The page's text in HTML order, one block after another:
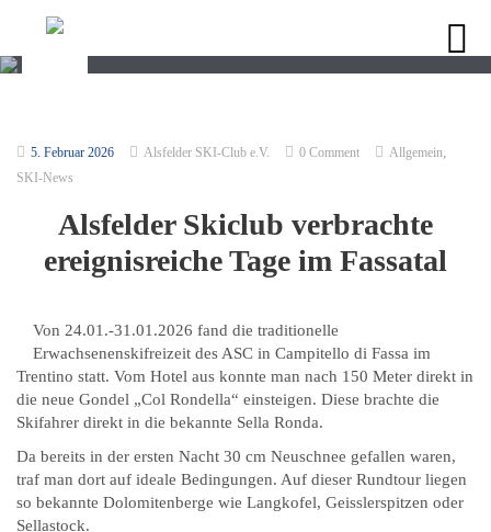
5. Februar 2026 Alsfelder SKI-Club e.V. 0 Comment Allgemein,
SKI-News
Alsfelder Skiclub verbrachte
ereignisreiche Tage im Fassatal
Von 24.01.-31.01.2026 fand die traditionelle
Erwachsenenskifreizeit des ASC in Campitello di Fassa im
Trentino statt. Vom Hotel aus konnte man nach 150 Meter direkt in
die neue Gondel „Col Rondella“ einsteigen. Diese brachte die
Skifahrer direkt in die bekannte Sella Ronda.
Da bereits in der ersten Nacht 30 cm Neuschnee gefallen waren,
traf man dort auf ideale Bedingungen. Auf dieser Rundtour liegen
so bekannte Dolomitenberge wie Langkofel, Geisslerspitzen oder
Sellastock.